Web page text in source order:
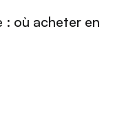
: où acheter en